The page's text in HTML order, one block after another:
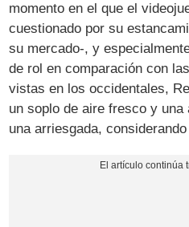
momento en el que el
cuestionado por su
su mercado-, y
de rol en comparación con
vistas en los occidentales,
un soplo de aire fresco y
una arriesgada,